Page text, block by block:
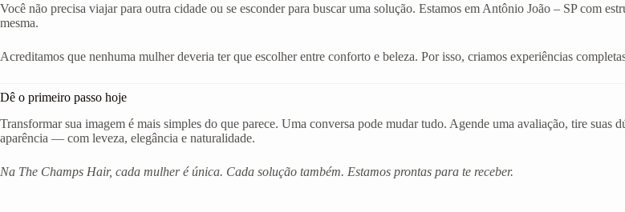
Você não precisa viajar para outra cidade ou se esconder para buscar uma solução. Estamos em Antônio João – SP com
mesma.
Acreditamos que nenhuma mulher deveria ter que escolher entre conforto e beleza. Por isso, criamos experiências
Dê o primeiro passo hoje
Transformar sua imagem é mais simples do que parece. Uma conversa pode mudar tudo. Agende uma avaliação, tire
aparência — com leveza, elegância e naturalidade.
Na The Champs Hair, cada mulher é única. Cada solução também. Estamos prontas para te receber.